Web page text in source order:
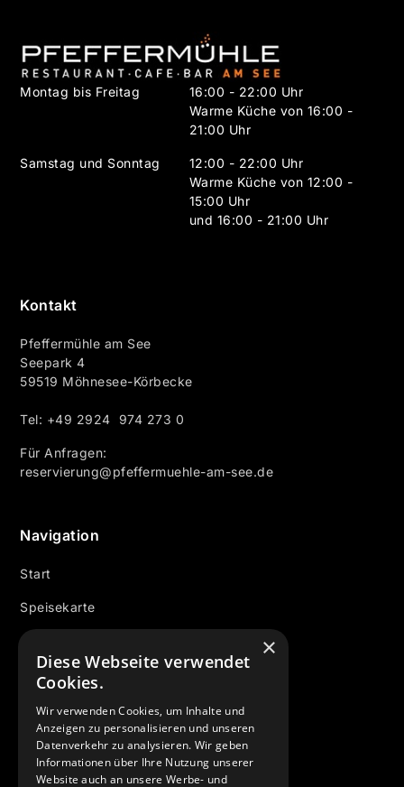
Montag bis Freitag
16:00 - 22:00 Uhr
Warme Küche von 16:00 -
21:00 Uhr
Samstag und Sonntag
12:00 - 22:00 Uhr
Warme Küche von 12:00 -
15:00 Uhr
und 16:00 - 21:00 Uhr
Kontakt
Pfeffermühle am See
Seepark 4
59519 Möhnesee-Körbecke
Tel: +49 2924 974 273 0
Für Anfragen:
reservierung@pfeffermuehle-am-see.de
Navigation
Start
Speisekarte
Getränkekarte
Tagungen & Events
Galerie
Über uns
Kontakt
×
Diese Webseite verwendet
Cookies.
Wir verwenden Cookies, um Inhalte und
Anzeigen zu personalisieren und unseren
Datenverkehr zu analysieren. Wir geben
Informationen über Ihre Nutzung unserer
Website auch an unsere Werbe- und